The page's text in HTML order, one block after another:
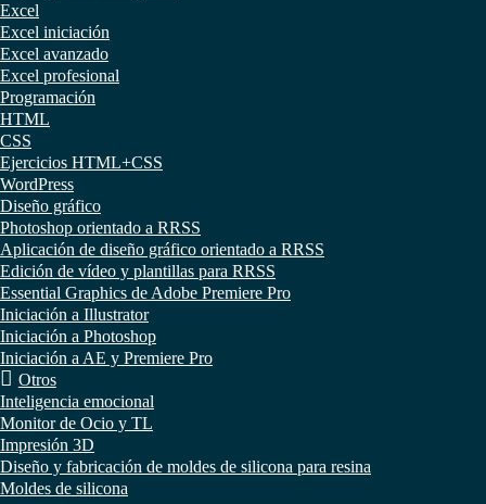
Excel
Excel iniciación
Excel avanzado
Excel profesional
Programación
HTML
CSS
Ejercicios HTML+CSS
WordPress
Diseño gráfico
Photoshop orientado a RRSS
Aplicación de diseño gráfico orientado a RRSS
Edición de vídeo y plantillas para RRSS
Essential Graphics de Adobe Premiere Pro
Iniciación a Illustrator
Iniciación a Photoshop
Iniciación a AE y Premiere Pro
Otros
Inteligencia emocional
Monitor de Ocio y TL
Impresión 3D
Diseño y fabricación de moldes de silicona para resina
Moldes de silicona